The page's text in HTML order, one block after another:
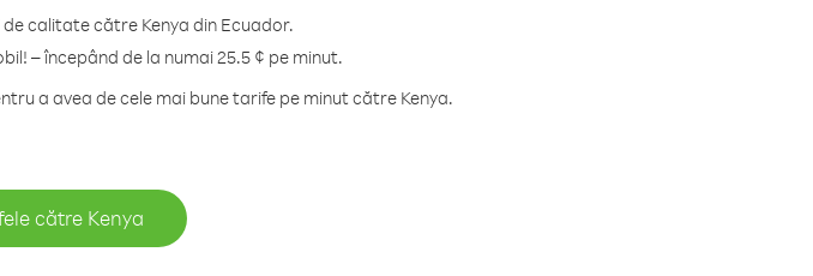
calitate către Kenya din Ecuador.
– începând de la numai 25.5 ¢ pe minut.
a avea de cele mai bune tarife pe minut către Kenya.
către Kenya